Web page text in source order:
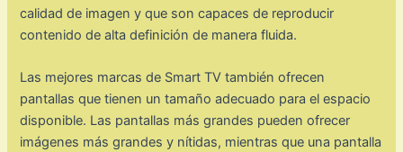
calidad de imagen y que son capaces de reproducir
contenido de alta definición de manera fluida.
Las mejores marcas de Smart TV también ofrecen
pantallas que tienen un tamaño adecuado para el espacio
disponible. Las pantallas más grandes pueden ofrecer
imágenes más grandes y nítidas, mientras que una pantalla